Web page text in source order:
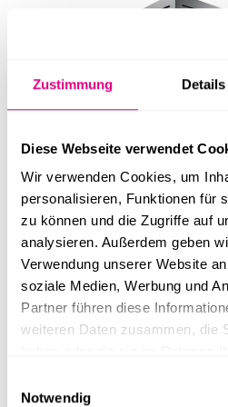
Zustimmung Details
Diese Webseite verwendet
Wir verwenden Cookies, um
personalisieren, Funktionen für
zu können und die Zugriffe auf
analysieren. Außerdem geben
Verwendung unserer Website
soziale Medien, Werbung und
Partner führen diese
weiteren Daten zusammen, die
Notwendig
Eventcontainer | Entwurf 46